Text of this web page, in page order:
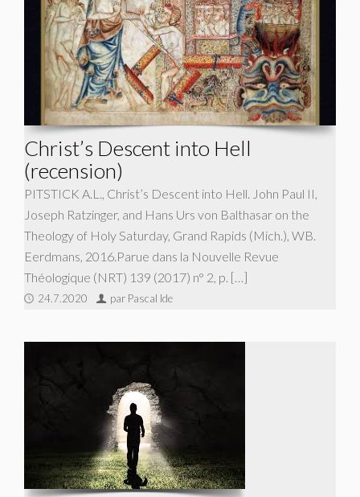
Christ’s Descent into Hell
(recension)
PITSTICK A.L., Christ’s Descent into Hell. John Paul II,
Joseph Ratzinger, and Hans Urs von Balthasar on the
Theology of Holy Saturday, Grand Rapids (Mich.), WB.
Eerdmans, 2016.Parue dans la Nouvelle Revue
Théologique (NRT) 139 (2017) n° 2, p. […]
24.7.2020 par Pascal Ide